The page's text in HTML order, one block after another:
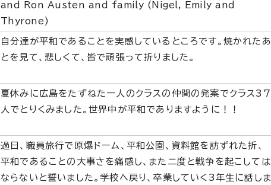
and Ron Austen and family (Nigel, Emily and
Thyrone)
自分達が平和であることを実感しているところです。焼かれたあ
とを見て、悲しくて、皆で頑張って折りました。
夏休みに広島をたずねた一人のクラスの仲間の発案でクラス37
人でとりくみました。世界中が平和でありますように！！
過日、職員旅行で原爆ドーム、平和公園、資料館を訪ずれた折、
平和であることの大事さを痛感し、また二度と戦争を起こしては
ならないと誓いました。学校へ戻り、卒業していく3年生に話しま